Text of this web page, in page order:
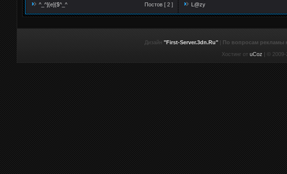
^_^]{e]{$^_^
Постов [ 2 ]
L@zy
Дизайн "First-Server.3dn.Ru" | По вопросам рекламы
Хостинг от uCoz | © 2009-